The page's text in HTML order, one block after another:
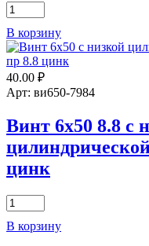
Количество
товара
Винт
6х40
с
низкой
цилиндрической
DIN
7984
кл.
пр
8.8.
В корзину
40.00 ₽
Арт: ви650-7984
Винт 6х50 8.8 с
цинк
Количество
товара
Винт
В корзину